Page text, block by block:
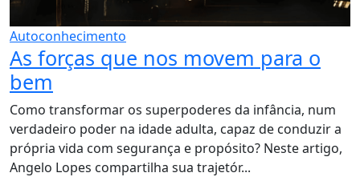
Autoconhecimento
As forças que nos movem para o
bem
Como transformar os superpoderes da infância, num
verdadeiro poder na idade adulta, capaz de conduzir a
própria vida com segurança e propósito? Neste artigo,
Angelo Lopes compartilha sua trajetór...